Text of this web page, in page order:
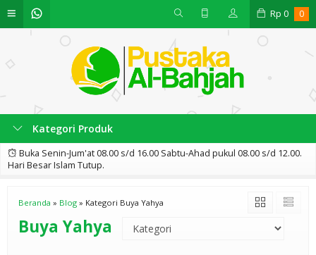
Rp 0 0
Kategori Produk
Buka Senin-Jum'at 08.00 s/d 16.00 Sabtu-Ahad pukul 08.00 s/d 12.00.
Hari Besar Islam Tutup.
Beranda » Blog » Kategori Buya Yahya
Buya Yahya